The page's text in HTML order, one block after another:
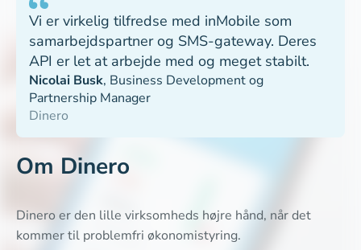
Vi er virkelig tilfredse med inMobile som
samarbejdspartner og SMS-gateway. Deres
API er let at arbejde med og meget stabilt.
Nicolai Busk, Business Development og
Partnership Manager
Dinero
Om Dinero
Dinero er den lille virksomheds højre hånd, når det
kommer til problemfri økonomistyring.